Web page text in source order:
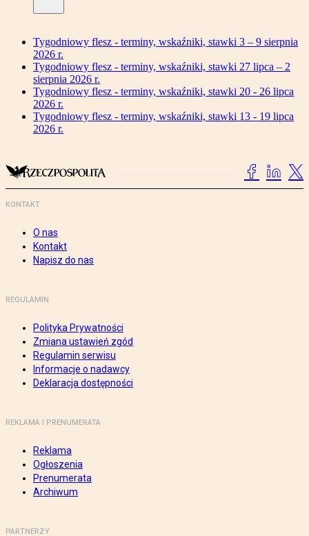
Tygodniowy flesz - terminy, wskaźniki, stawki 3 – 9 sierpnia
2026 r.
Tygodniowy flesz - terminy, wskaźniki, stawki 27 lipca – 2
sierpnia 2026 r.
Tygodniowy flesz - terminy, wskaźniki, stawki 20 - 26 lipca
2026 r.
Tygodniowy flesz - terminy, wskaźniki, stawki 13 - 19 lipca
2026 r.
KONTAKT
O nas
Kontakt
Napisz do nas
REGULAMIN
Polityka Prywatności
Zmiana ustawień zgód
Regulamin serwisu
Informacje o nadawcy
Deklaracja dostępności
REKLAMA I PRENUMERATA
Reklama
Ogłoszenia
Prenumerata
Archiwum
PARTNERZY